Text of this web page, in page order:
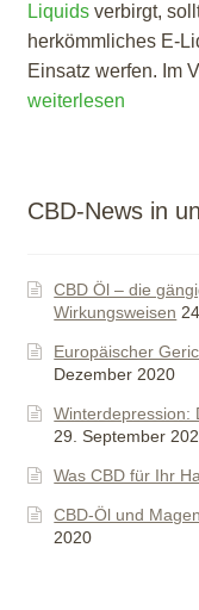
Liquidsverbirgt,
herkömmliches E-
Einsatz werfen. Im
weiterlesen
CBD-News in
CBD Öl – die
Wirkungsweisen
Europäischer
Dezember 2020
Winterdepression:
29. September
Was CBD für Ihr
CBD-Öl und
2020